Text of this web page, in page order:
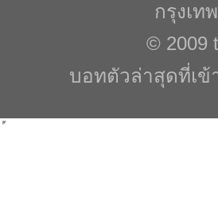
กรุงเท
© 2009
บอทตัวล่าสุดที่เข้